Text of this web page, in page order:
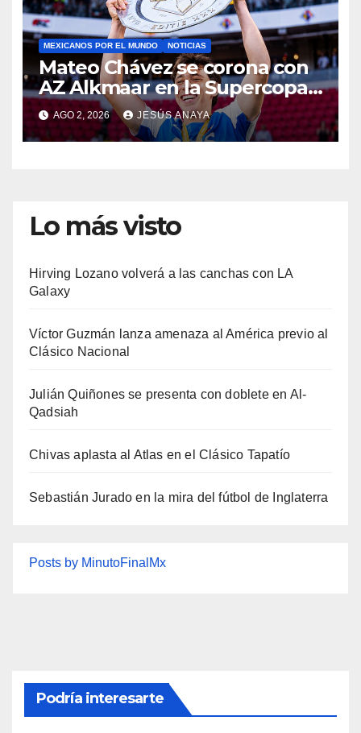
MEXICANOS POR EL MUNDO NOTICIAS
Mateo Chávez se corona con
AZ Alkmaar en la Supercopa
de Países Bajos
AGO 2, 2026 JESÚS ANAYA
Lo más visto
Hirving Lozano volverá a las canchas con LA
Galaxy
Víctor Guzmán lanza amenaza al América previo al
Clásico Nacional
Julián Quiñones se presenta con doblete en Al-
Qadsiah
Chivas aplasta al Atlas en el Clásico Tapatío
Sebastián Jurado en la mira del fútbol de Inglaterra
Posts by MinutoFinalMx
Podría interesarte